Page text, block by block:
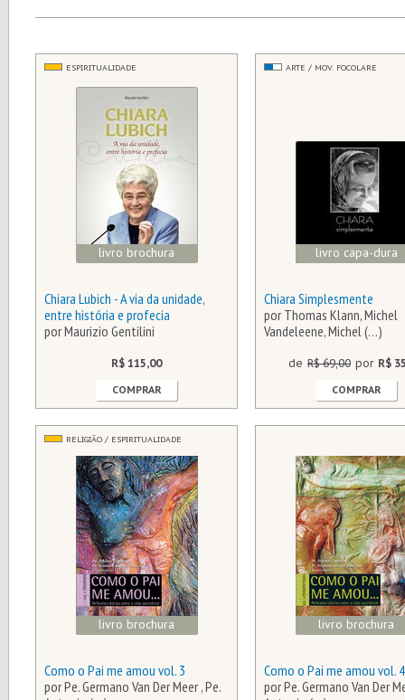
ESPIRITUALIDADE
livro brochura
Chiara Lubich - A via da unidade,
entre história e profecia
por Maurizio Gentilini
R$ 115,00
COMPRAR
ARTE / MOV. FOCOLARE
livro capa-dura
Chiara Simplesmente
por Thomas Klann, Michel
Vandeleene, Michel (…)
de R$ 69,00 por R$
COMPRAR
RELIGIÃO / ESPIRITUALIDADE
livro brochura
Como o Pai me amou vol. 3
por Pe. Germano Van Der Meer , Pe.
livro brochura
Como o Pai me amou vol. 4
por Pe. Germano Van Der